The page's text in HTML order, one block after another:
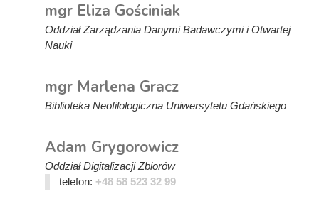
mgr Eliza Gościniak
Oddział Zarządzania Danymi Badawczymi i Otwartej
Nauki
mgr Marlena Gracz
Biblioteka Neofilologiczna Uniwersytetu Gdańskiego
Adam Grygorowicz
Oddział Digitalizacji Zbiorów
telefon: +48 58 523 32 99